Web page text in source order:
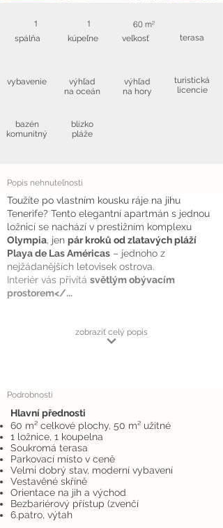
1
spálňa
1
kúpeľne
60 m²
veľkosť
vybavenie
bazén
komunitný
výhľad
na oceán
blízko
pláže
výhľad
na hory
terasa
turistická
licencie
Popis nehnuteľnosti
Toužíte po vlastním kousku ráje na jihu
Tenerife? Tento elegantní apartmán s jednou
ložnicí se nachází v prestižním komplexu
Olympia, jen pár kroků od zlatavých pláží
Playa de Las Américas – jednoho z
nejžádanějších letovisek ostrova.
Interiér vás přivítá světlým obývacím
prostorem</...
zobraziť celý popis
Podrobnosti
Hlavní přednosti
60 m² celkové plochy, 50 m² užitné
1 ložnice, 1 koupelna
Soukromá terasa
Parkovací místo v ceně
Velmi dobrý stav, moderní vybavení
Vestavěné skříně
Orientace na jih a východ
Bezbariérový přístup (zvenčí
6.patro, výtah